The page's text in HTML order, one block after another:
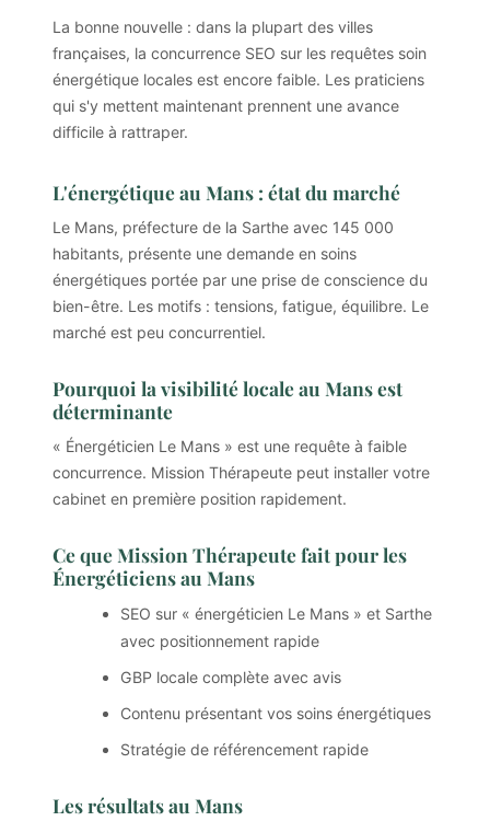
La bonne nouvelle : dans la plupart des villes
françaises, la concurrence SEO sur les requêtes soin
énergétique locales est encore faible. Les praticiens
qui s'y mettent maintenant prennent une avance
difficile à rattraper.
L'énergétique au Mans : état du marché
Le Mans, préfecture de la Sarthe avec 145 000
habitants, présente une demande en soins
énergétiques portée par une prise de conscience du
bien-être. Les motifs : tensions, fatigue, équilibre. Le
marché est peu concurrentiel.
Pourquoi la visibilité locale au Mans est
déterminante
« Énergéticien Le Mans » est une requête à faible
concurrence. Mission Thérapeute peut installer votre
cabinet en première position rapidement.
Ce que Mission Thérapeute fait pour les
Énergéticiens au Mans
SEO sur « énergéticien Le Mans » et Sarthe
avec positionnement rapide
GBP locale complète avec avis
Contenu présentant vos soins énergétiques
Stratégie de référencement rapide
Les résultats au Mans